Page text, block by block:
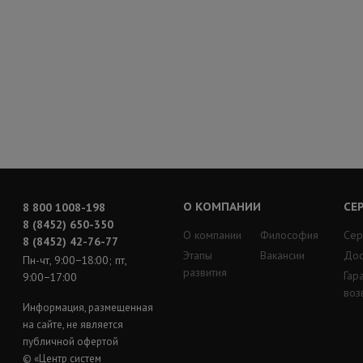
8 800 1008-198
8 (8452) 650-350
8 (8452) 42-76-77
Пн-чт, 9:00−18:00; пт,
9:00−17:00
Информация, размещенная
на сайте, не является
публичной офертой
© «Центр систем
О КОМПАНИИ
О компании
Этапы
развития
Философия
Вакансии